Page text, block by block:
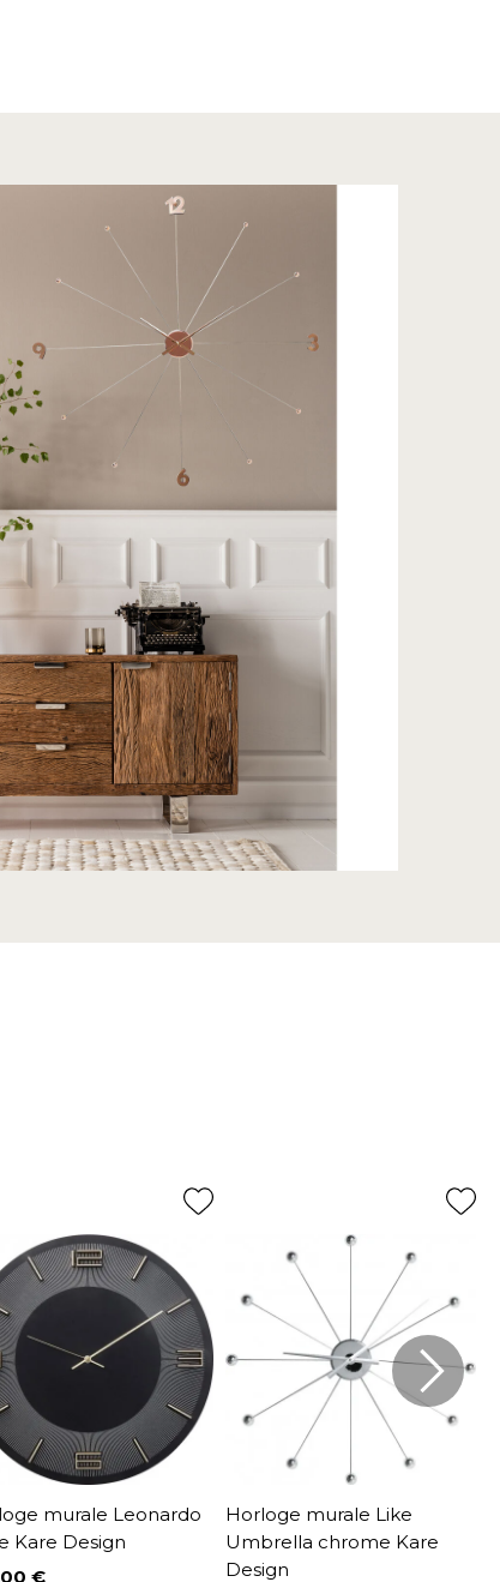
murale Leonardo
Kare Design
€
Horloge murale Like
Umbrella chrome Kare
Design